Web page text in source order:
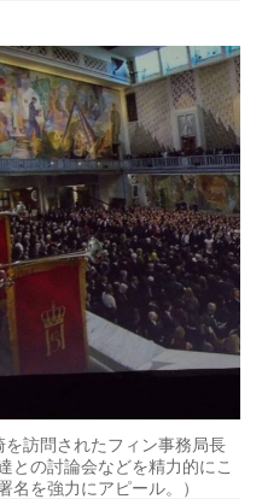
を訪問されたフィン事務局長
との討論会などを精力的にこ
名を強力にアピール。）